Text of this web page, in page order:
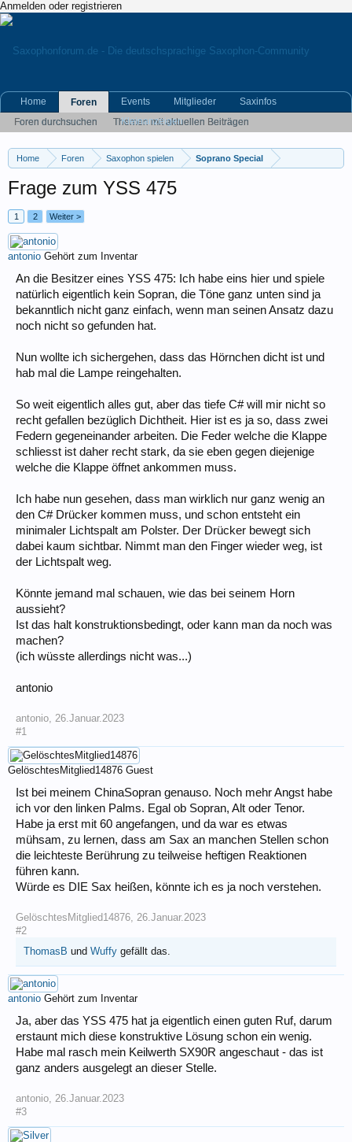
Anmelden oder registrieren
Home Foren Saxophon spielen Soprano Special
Frage zum YSS 475
1 2 Weiter >
antonio Gehört zum Inventar
An die Besitzer eines YSS 475: Ich habe eins hier und spiele
natürlich eigentlich kein Sopran, die Töne ganz unten sind ja
bekanntlich nicht ganz einfach, wenn man seinen Ansatz dazu
noch nicht so gefunden hat.
Nun wollte ich sichergehen, dass das Hörnchen dicht ist und
hab mal die Lampe reingehalten.
So weit eigentlich alles gut, aber das tiefe C# will mir nicht so
recht gefallen bezüglich Dichtheit. Hier ist es ja so, dass zwei
Federn gegeneinander arbeiten. Die Feder welche die Klappe
schliesst ist daher recht stark, da sie eben gegen diejenige
welche die Klappe öffnet ankommen muss.
Ich habe nun gesehen, dass man wirklich nur ganz wenig an
den C# Drücker kommen muss, und schon entsteht ein
minimaler Lichtspalt am Polster. Der Drücker bewegt sich
dabei kaum sichtbar. Nimmt man den Finger wieder weg, ist
der Lichtspalt weg.
Könnte jemand mal schauen, wie das bei seinem Horn
aussieht?
Ist das halt konstruktionsbedingt, oder kann man da noch was
machen?
(ich wüsste allerdings nicht was...)
antonio
antonio, 26.Januar.2023
#1
GelöschtesMitglied14876 Guest
Ist bei meinem ChinaSopran genauso. Noch mehr Angst habe
ich vor den linken Palms. Egal ob Sopran, Alt oder Tenor.
Habe ja erst mit 60 angefangen, und da war es etwas
mühsam, zu lernen, dass am Sax an manchen Stellen schon
die leichteste Berührung zu teilweise heftigen Reaktionen
führen kann.
Würde es DIE Sax heißen, könnte ich es ja noch verstehen.
GelöschtesMitglied14876, 26.Januar.2023
#2
ThomasB und Wuffy gefällt das.
antonio Gehört zum Inventar
Ja, aber das YSS 475 hat ja eigentlich einen guten Ruf, darum
erstaunt mich diese konstruktive Lösung schon ein wenig.
Habe mal rasch mein Keilwerth SX90R angeschaut - das ist
ganz anders ausgelegt an dieser Stelle.
antonio, 26.Januar.2023
#3
Home
Foren
Foren durchsuchen
Themen mit aktuellen Beiträgen
Events Mitglieder
Saxinfos
Kleinanzeigen